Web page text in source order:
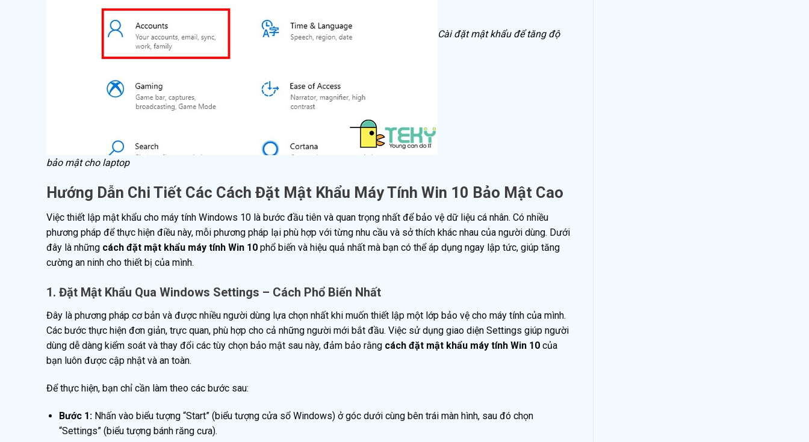
Cài đặt mật khẩu để tăng độ
bảo mật cho laptop
Hướng Dẫn Chi Tiết Các Cách Đặt Mật Khẩu Máy Tính Win 10 Bảo Mật Cao
Việc thiết lập mật khẩu cho máy tính Windows 10 là bước đầu tiên và quan trọng nhất để bảo vệ dữ liệu cá nhân. Có nhiều
phương pháp để thực hiện điều này, mỗi phương pháp lại phù hợp với từng nhu cầu và sở thích khác nhau của người dùng. Dưới
đây là những cách đặt mật khẩu máy tính Win 10 phổ biến và hiệu quả nhất mà bạn có thể áp dụng ngay lập tức, giúp tăng
cường an ninh cho thiết bị của mình.
1. Đặt Mật Khẩu Qua Windows Settings – Cách Phổ Biến Nhất
Đây là phương pháp cơ bản và được nhiều người dùng lựa chọn nhất khi muốn thiết lập một lớp bảo vệ cho máy tính của mình.
Các bước thực hiện đơn giản, trực quan, phù hợp cho cả những người mới bắt đầu. Việc sử dụng giao diện Settings giúp người
dùng dễ dàng kiểm soát và thay đổi các tùy chọn bảo mật sau này, đảm bảo rằng cách đặt mật khẩu máy tính Win 10 của
bạn luôn được cập nhật và an toàn.
Để thực hiện, bạn chỉ cần làm theo các bước sau:
Bước 1:Nhấn vào biểu tượng “Start” (biểu tượng cửa sổ Windows) ở góc dưới cùng bên trái màn hình, sau đó chọn
“Settings” (biểu tượng bánh răng cưa).